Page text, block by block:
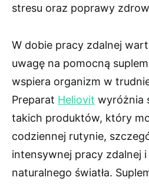
stresu oraz poprawy
W dobie pracy zdalnej
uwagę na pomocną
wspiera organizm w
Preparat Heliovit wyróżnia
takich produktów, który
codziennej rutynie,
intensywnej pracy zdalnej
naturalnego światła.